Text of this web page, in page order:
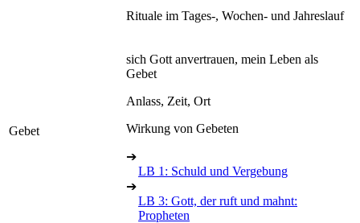
Rituale im Tages-, Wochen- und Jahreslauf
Gebet
sich Gott anvertrauen, mein Leben als
Gebet
Anlass, Zeit, Ort
Wirkung von Gebeten
➔
LB 1: Schuld und Vergebung
➔
LB 3: Gott, der ruft und mahnt:
Propheten